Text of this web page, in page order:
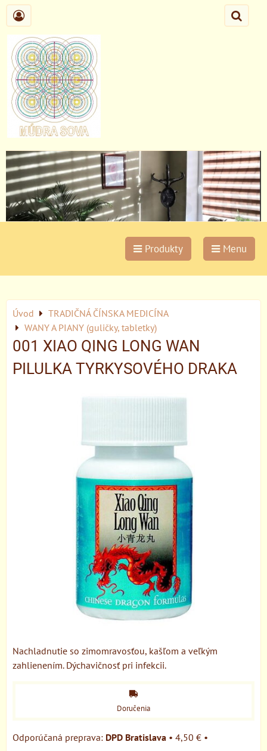
Produkty Menu
Úvod
TRADIČNÁ ČÍNSKA MEDICÍNA
WANY A PIANY (guličky, tabletky)
001 XIAO QING LONG WAN
PILULKA TYRKYSOVÉHO DRAKA
Nachladnutie so zimomravosťou, kašľom a veľkým
zahlienením. Dýchavičnosť pri infekcii.
Doručenia
DPD Bratislava • 4,50 € •